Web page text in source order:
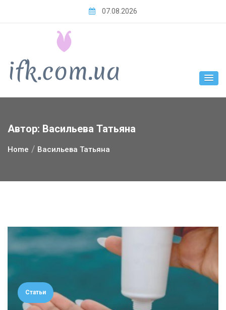
07.08.2026
Автор: Васильева Татьяна
Home Васильева Татьяна
Статьи